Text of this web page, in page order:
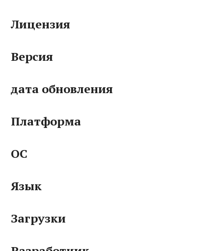
Лицензия
Версия
дата обновления
Платформа
ОС
Язык
Загрузки